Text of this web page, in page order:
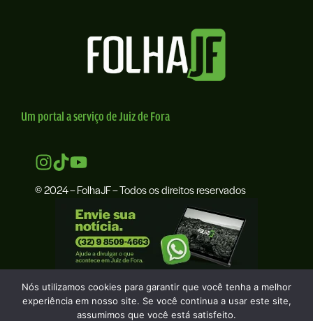
Um portal a serviço de Juiz de Fora
© 2024 – FolhaJF – Todos os direitos reservados
Nós utilizamos cookies para garantir que você tenha a melhor
experiência em nosso site. Se você continua a usar este site,
assumimos que você está satisfeito.